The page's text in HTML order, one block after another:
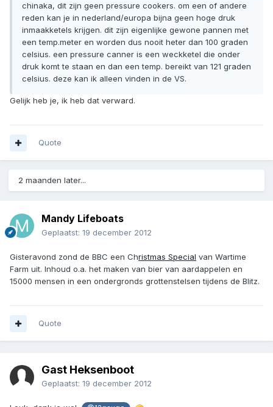
chinaka, dit zijn geen pressure cookers. om een of andere
reden kan je in nederland/europa bijna geen hoge druk
inmaakketels krijgen. dit zijn eigenlijke gewone pannen met
een temp.meter en worden dus nooit heter dan 100 graden
celsius. een pressure canner is een weckketel die onder
druk komt te staan en dan een temp. bereikt van 121 graden
celsius. deze kan ik alleen vinden in de VS.
Gelijk heb je, ik heb dat verward.
Quote
2 maanden later...
Mandy Lifeboats
Geplaatst: 19 december 2012
Gisteravond zond de BBC een Christmas Special van Wartime
Farm uit. Inhoud o.a. het maken van bier van aardappelen en
15000 mensen in een ondergronds grottenstelsen tijdens de Blitz.
Quote
Gast Heksenboot
Geplaatst: 19 december 2012